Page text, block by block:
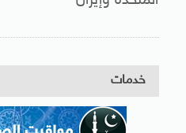
خدمات